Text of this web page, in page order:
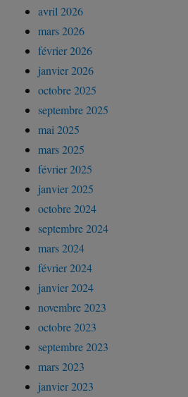
avril 2026
mars 2026
février 2026
janvier 2026
octobre 2025
septembre 2025
mai 2025
mars 2025
février 2025
janvier 2025
octobre 2024
septembre 2024
mars 2024
février 2024
janvier 2024
novembre 2023
octobre 2023
septembre 2023
mars 2023
janvier 2023